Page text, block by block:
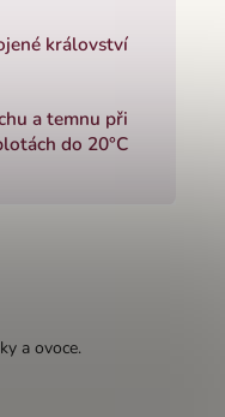
a ovoce.
království
a temnu při
do 20°C